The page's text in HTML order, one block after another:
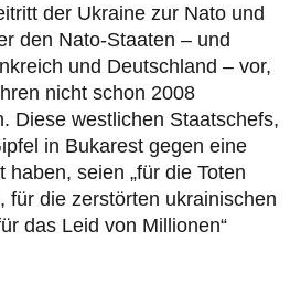
der Ukraine zur Nato und
den Nato-Staaten – und
und Deutschland – vor,
nicht schon 2008
Diese westlichen Staatschefs,
in Bukarest gegen eine
seien „für die Toten
für die zerstörten ukrainischen
das Leid von Millionen“